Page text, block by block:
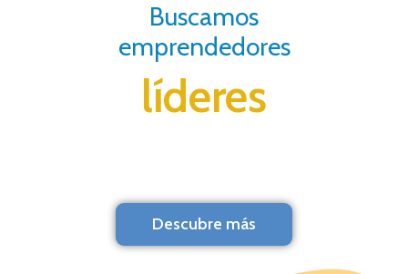
Buscamos
emprendedores
líderes
Descubre más